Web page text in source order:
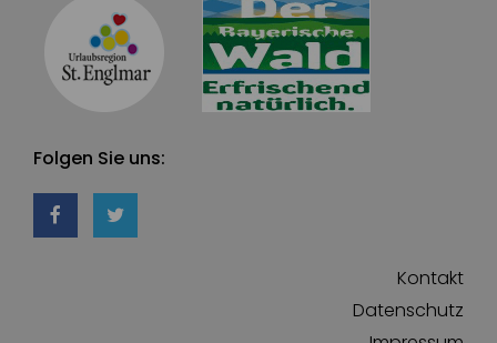
Folgen Sie uns:
Kontakt
Datenschutz